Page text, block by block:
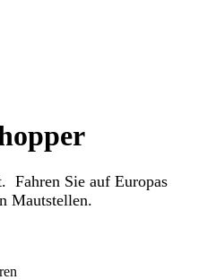
Fahren Sie auf Europas
Mautstellen.